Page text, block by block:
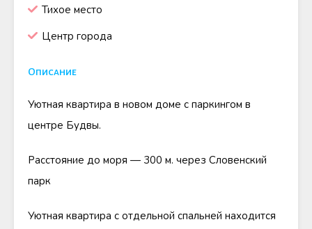
Тихое место
Центр города
Описание
Уютная квартира в новом доме с паркингом в
центре Будвы.
Расстояние до моря — 300 м. через Словенский
парк
Уютная квартира с отдельной спальней находится